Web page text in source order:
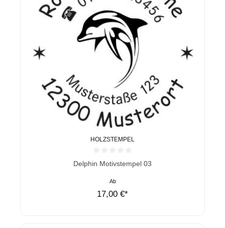
HOLZSTEMPEL
Durchschnittliche Bewertung von 0 von 5 Sternen
Delphin Motivstempel 03
Ab
17,00 €*